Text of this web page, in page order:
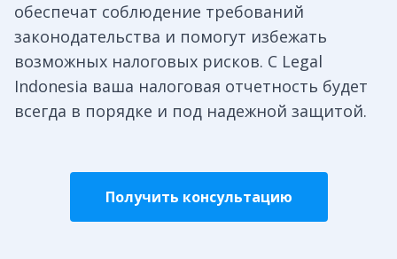
обеспечат соблюдение требований
законодательства и помогут избежать
возможных налоговых рисков. С Legal
Indonesia ваша налоговая отчетность будет
всегда в порядке и под надежной защитой.
Получить консультацию